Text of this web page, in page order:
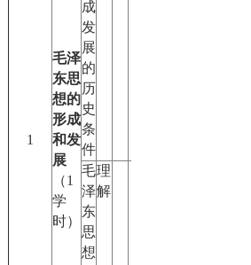
1
毛泽
东思
想的
形成
和发
展
（1
学
时）
成
发
展
的
历
史
条
件
毛
泽
东
思
想
理
解